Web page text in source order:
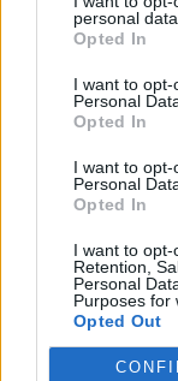
personal data.
Opted In
I want to
Personal
Opted In
I want to
Personal
Opted In
I want to opt-
Retention,
Personal
Purposes for
Opted Out
BUSINESS
PARAPOLITIKA
Ryanair:
ισχυρισμοί",
της βάσης
και